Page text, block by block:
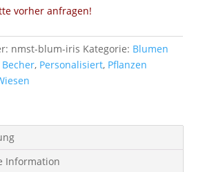
vorher anfragen!
nmst-blum-iris Kategorie: Blumen
Becher, Personalisiert, Pflanzen
Information